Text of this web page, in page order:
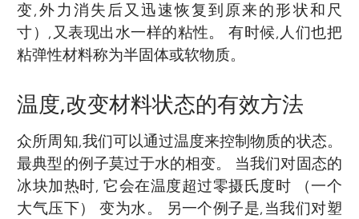
变,外力消失后又迅速恢复到原来的形状和尺
寸）,又表现出水一样的粘性。 有时候,人们也把
粘弹性材料称为半固体或软物质。
温度,改变材料状态的有效方法
众所周知,我们可以通过温度来控制物质的状态。
最典型的例子莫过于水的相变。 当我们对固态的
冰块加热时, 它会在温度超过零摄氏度时 （一个
大气压下） 变为水。 另一个例子是,当我们对塑